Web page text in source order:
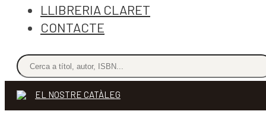
LLIBRERIA CLARET
CONTACTE
EL NOSTRE CATÀLEG